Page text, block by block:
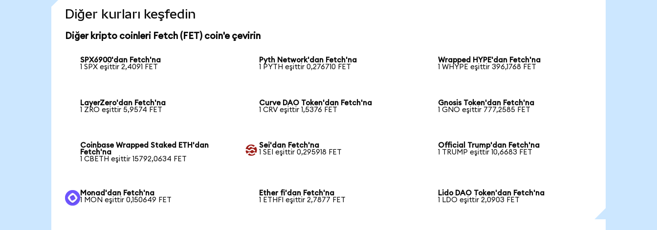
Diğer kurları keşfedin
Diğer kripto coinleri Fetch (FET) coin'e çevirin
SPX6900'dan Fetch'na
1 SPX eşittir 2,4091 FET
Pyth Network'dan Fetch'na
1 PYTH eşittir 0,276710 FET
Wrapped HYPE'dan Fetch'na
1 WHYPE eşittir 396,1768 FET
LayerZero'dan Fetch'na
1 ZRO eşittir 5,9574 FET
Curve DAO Token'dan Fetch'na
1 CRV eşittir 1,5376 FET
Gnosis Token'dan Fetch'na
1 GNO eşittir 777,2585 FET
Coinbase Wrapped Staked ETH'dan
Fetch'na
1 CBETH eşittir 15792,0634 FET
Sei'dan Fetch'na
1 SEI eşittir 0,295918 FET
Official Trump'dan Fetch'na
1 TRUMP eşittir 10,6683 FET
Monad'dan Fetch'na
1 MON eşittir 0,150649 FET
Ether fi'dan Fetch'na
1 ETHFI eşittir 2,7877 FET
Lido DAO Token'dan Fetch'na
1 LDO eşittir 2,0903 FET